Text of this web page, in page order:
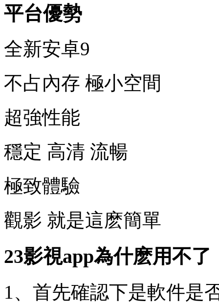
平台優勢
全新安卓9
不占內存 極小空間
超強性能
穩定 高清 流暢
極致體驗
觀影 就是這麽簡單
23影視app為什麽用不了
1、首先確認下是軟件是